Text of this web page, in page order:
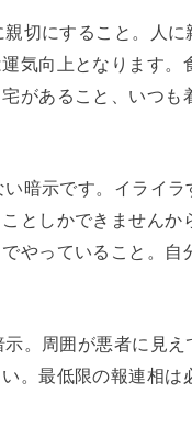
切にすること。人に
気向上となります
があること、いつ
示です。イライラ
としかできませんか
やっていること。
。周囲が悪者に見え
。最低限の報連相は